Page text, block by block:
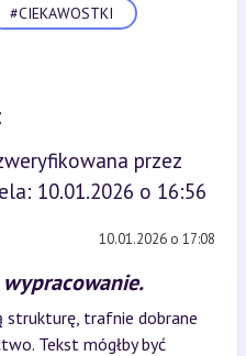
#CIEKAWOSTKI
przez
10.01.2026 o 16:56
10.01.2026 o 17:08
strukturę, trafnie dobrane
Tekst mógłby być